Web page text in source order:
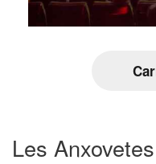
Les Anxovetes